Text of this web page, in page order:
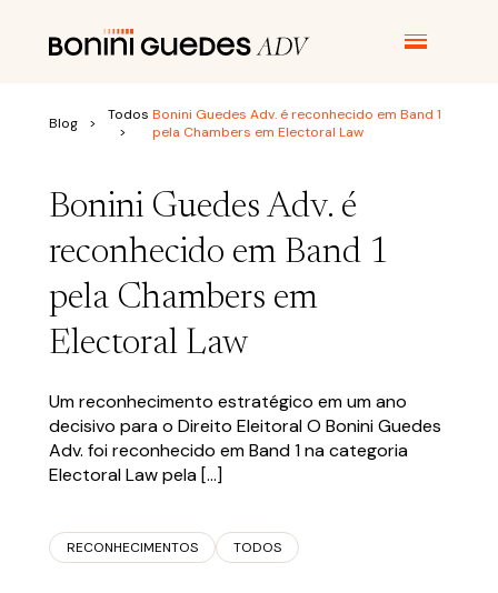
O ESCRITÓRIO
ÁREAS DE ATUAÇÃO
JUNTE-SE A NÓS
BLOG
E-BOOKS
FALE CONOSCO
Blog Todos Bonini Guedes Adv. é reconhecido em Band 1
pela Chambers em Electoral Law
Bonini Guedes Adv. é
reconhecido em Band 1
pela Chambers em
Electoral Law
Um reconhecimento estratégico em um ano
decisivo para o Direito Eleitoral O Bonini Guedes
Adv. foi reconhecido em Band 1 na categoria
Electoral Law pela […]
RECONHECIMENTOS TODOS